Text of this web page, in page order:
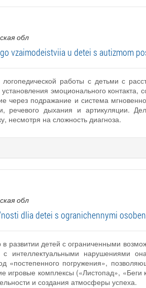
обл
vzaimodeistviia u detei s autizmom
работы с детьми с
эмоционального
подражание и система
речевого дыхания и артикуляции.
несмотря на сложность диагноза.
обл
dlia detei s ogranichennymi
развитии детей с ограниченными
интеллектуальными нарушениями
«постепенного погружения»,
игровые комплексы («Листопад»,
и создания атмосферы успеха.